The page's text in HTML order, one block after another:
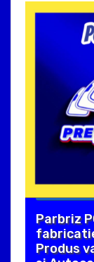
Parbriz
Produs